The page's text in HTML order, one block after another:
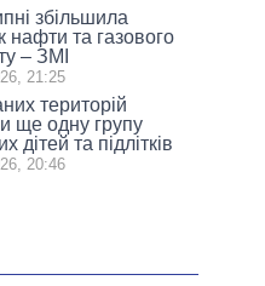
збільшила
нафти та газового
– ЗМІ
21:25
територій
ще одну групу
дітей та підлітків
20:46